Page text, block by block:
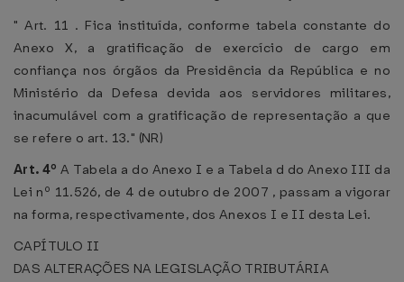
" Art. 11 . Fica instituída, conforme tabela constante do
Anexo X, a gratificação de exercício de cargo em
confiança nos órgãos da Presidência da República e no
Ministério da Defesa devida aos servidores militares,
inacumulável com a gratificação de representação a que
se refere o art. 13." (NR)
Art. 4ºA Tabela a do Anexo I e a Tabela d do Anexo III da
Lei nº 11.526, de 4 de outubro de 2007 , passam a vigorar
na forma, respectivamente, dos Anexos I e II desta Lei.
CAPÍTULO II
DAS ALTERAÇÕES NA LEGISLAÇÃO TRIBUTÁRIA